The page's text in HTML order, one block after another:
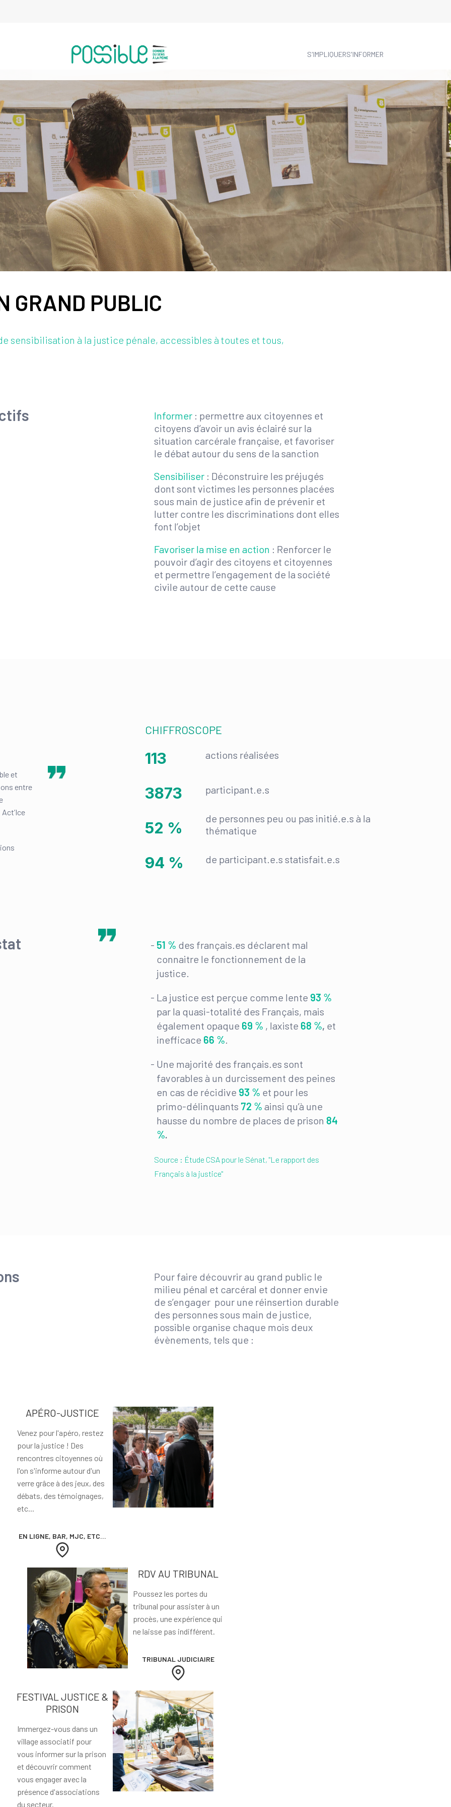
S'IMPLIQUERS'INFORMER
GRAND PUBLIC
sensibilisation à la justice pénale, accessibles à toutes et tous,
Informer : permettre aux citoyennes et
citoyens d’avoir un avis éclairé sur la
situation carcérale française, et favoriser
le débat autour du sens de la sanction
Sensibiliser : Déconstruire les préjugés
dont sont victimes les personnes placées
sous main de justice afin de prévenir et
lutter contre les discriminations dont elles
font l’objet
Favoriser la mise en action : Renforcer le
pouvoir d’agir des citoyens et citoyennes
et permettre l’engagement de la société
civile autour de cette cause
et
entre
CHIFFROSCOPE
117 actions réalisées
3976 participant.e.s
54 %
de personnes peu ou pas initié.e.s à la
thématique
97% de participant.e.s statisfait.e.s
51 % des français.es déclarent mal
connaitre le fonctionnement de la
justice.
La justice est perçue comme lente 93 %
par la quasi-totalité des Français, mais
également opaque 69 % , laxiste 68 %, et
inefficace 66 %.
Une majorité des français.es sont
favorables à un durcissement des peines
en cas de récidive 93 % et pour les
primo-délinquants 72 % ainsi qu’à une
hausse du nombre de places de prison 84
%.
Source : Étude CSA pour le Sénat, "Le rapport des
Français à la justice"
Pour faire découvrir au grand public le
milieu pénal et carcéral et donner envie
de s’engager pour une réinsertion durable
des personnes sous main de justice,
possible organise chaque mois deux
évènements, tels que :
APÉRO-JUSTICE
Venez pour l'apéro, restez
pour la justice ! Des
rencontres citoyennes où
l'on s'informe autour d'un
verre grâce à des jeux, des
débats, des témoignages,
etc...
EN LIGNE, BAR, MJC, ETC...
RDV AU TRIBUNAL
Poussez les portes du
tribunal pour assister à un
procès, une expérience qui
ne laisse pas indifférent.
TRIBUNAL JUDICIAIRE
FESTIVAL JUSTICE &
PRISON
Immergez-vous dans un
village associatif pour
vous informer sur la prison
et découvrir comment
vous engager avec la
présence d'associations
du secteur.